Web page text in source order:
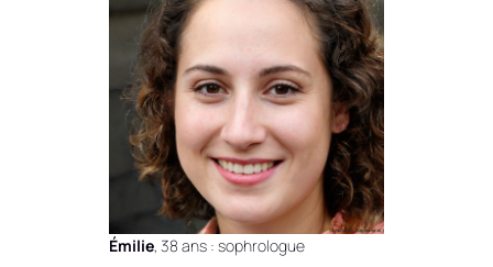
Émilie, 38 ans : sophrologue